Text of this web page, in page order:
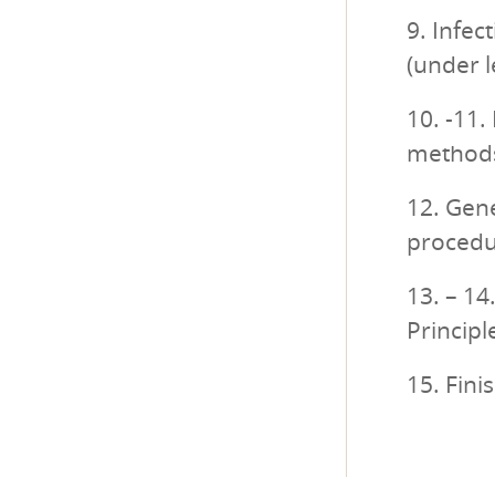
9.
(under
10. -
12.
13. –
15.